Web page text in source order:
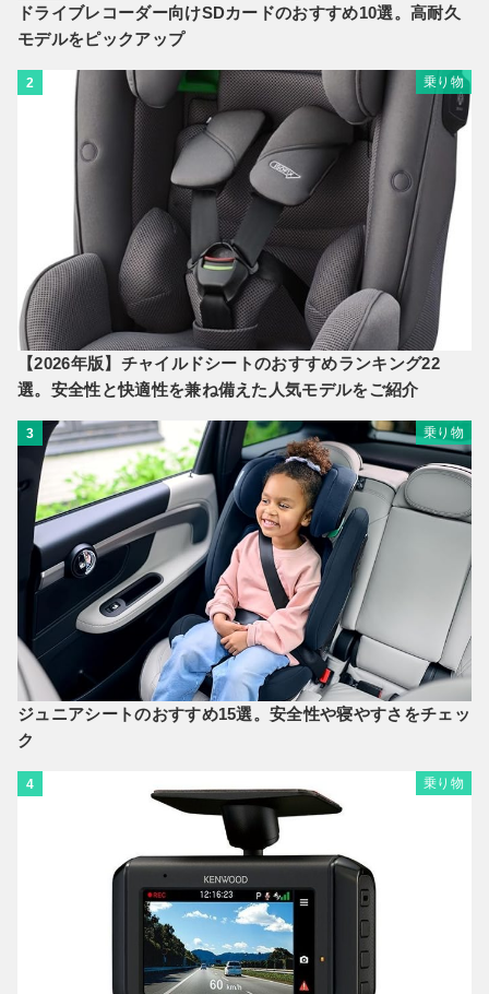
ドライブレコーダー向けSDカードのおすすめ10選。高耐久
モデルをピックアップ
2 乗り物
【2026年版】チャイルドシートのおすすめランキング22
選。安全性と快適性を兼ね備えた人気モデルをご紹介
3 乗り物
ジュニアシートのおすすめ15選。安全性や寝やすさをチェッ
ク
4 乗り物